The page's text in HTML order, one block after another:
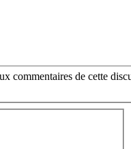
commentaires de cette